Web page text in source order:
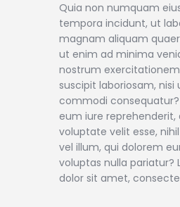
Quia non numquam
tempora incidunt, ut
magnam aliquam
ut enim ad minima
nostrum
suscipit laboriosam, nisi
commodi
eum iure reprehenderit,
voluptate velit esse,
vel illum, qui dolorem
voluptas nulla pariatur?
dolor sit amet,